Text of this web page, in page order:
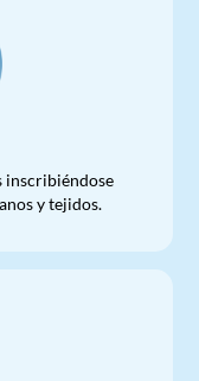
inscribiéndose
y tejidos.